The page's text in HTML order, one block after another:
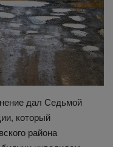
дал Седьмой
который
района